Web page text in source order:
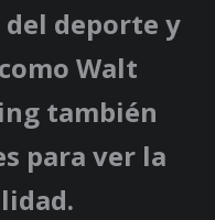
deporte y
Walt
también
para ver la